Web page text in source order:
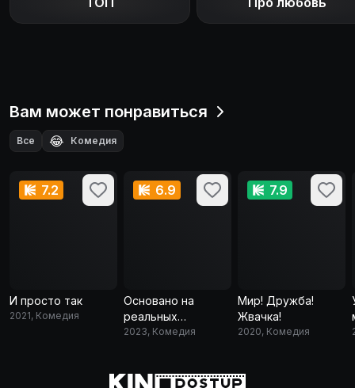
Вам может понравиться
Все 😂 Комедия
7.2
И просто так
2021, Комедия
6.9
Основано на
реальных
событиях
2023, Комедия
7.9
Мир! Дружба!
Жвачка!
2020, Комедия